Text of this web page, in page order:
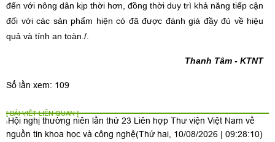
đến với nông dân kịp thời hơn, đồng thời duy trì khả năng tiếp cận
đối với các sản phẩm hiện có đã được đánh giá đầy đủ về hiệu
quả và tính an toàn./.
Thanh Tâm - KTNT
Số lần xem: 109
[ BÀI VIẾT LIÊN QUAN ]
Hội nghị thường niên lần thứ 23 Liên hợp Thư viện Việt Nam về
nguồn tin khoa học và công nghệ(Thứ hai, 10/08/2026 | 09:28:10)